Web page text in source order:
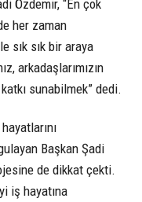
Özdemir, “En çok
her zaman
sık sık bir araya
arkadaşlarımızın
sunabilmek” dedi.
Başkan Şadi
de dikkat çekti.
iş hayatına